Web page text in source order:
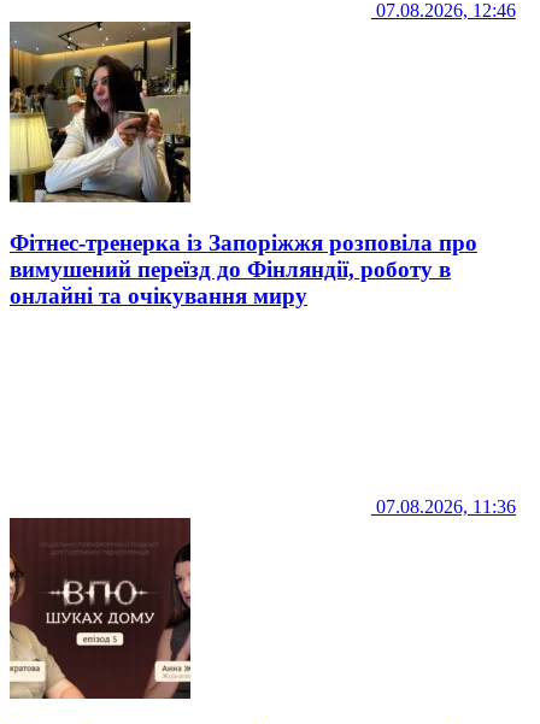
07.08.2026, 12:46
Фітнес-тренерка із Запоріжжя розповіла про
вимушений переїзд до Фінляндії, роботу в
онлайні та очікування миру
07.08.2026, 11:36